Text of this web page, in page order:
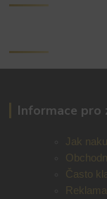
Informace pro
Jak
Často